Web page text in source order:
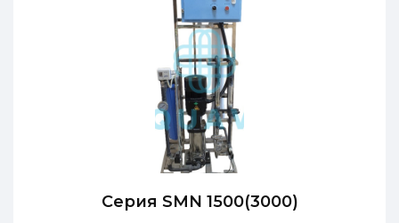
Серия SMN 1500(3000)